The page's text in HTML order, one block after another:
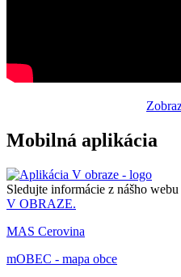
Mobilná aplikácia
Sledujte informácie z nášho
V OBRAZE.
MAS Cerovina
mOBEC - mapa obce